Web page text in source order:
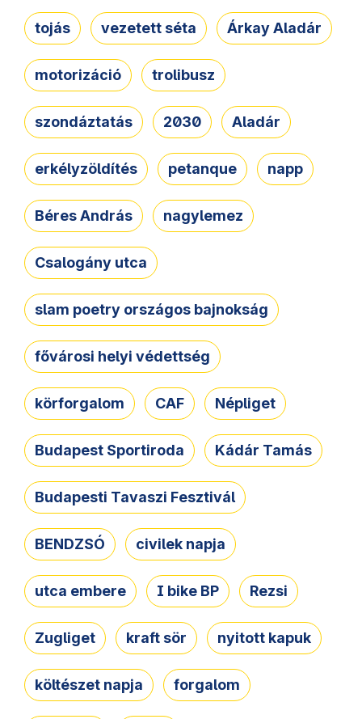
tojás vezetett séta Árkay Aladár
motorizáció trolibusz
szondáztatás 2030 Aladár
erkélyzöldítés petanque napp
Béres András nagylemez
Csalogány utca
slam poetry országos bajnokság
fővárosi helyi védettség
körforgalom CAF Népliget
Budapest Sportiroda Kádár Tamás
Budapesti Tavaszi Fesztivál
BENDZSÓ civilek napja
utca embere I bike BP Rezsi
Zugliget kraft sör nyitott kapuk
költészet napja forgalom